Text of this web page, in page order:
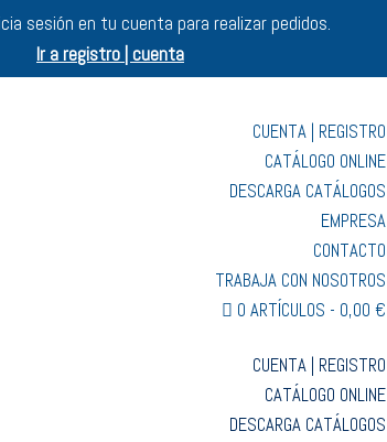
sesión en tu cuenta para realizar pedidos.
Ir a registro | cuenta
CUENTA | REGISTRO
CATÁLOGO ONLINE
DESCARGA CATÁLOGOS
EMPRESA
CONTACTO
TRABAJA CON NOSOTROS
0 ARTÍCULOS
0,00 €
CUENTA | REGISTRO
CATÁLOGO ONLINE
DESCARGA CATÁLOGOS